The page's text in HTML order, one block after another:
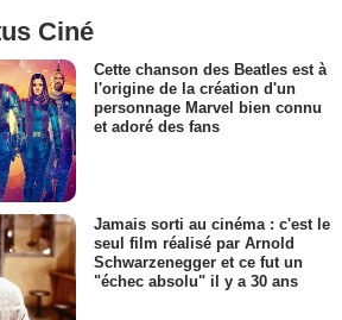
Ciné
Cette chanson des Beatles est à
l'origine de la création d'un
personnage Marvel bien connu
et adoré des fans
Jamais sorti au cinéma : c'est le
seul film réalisé par Arnold
Schwarzenegger et ce fut un
"échec absolu" il y a 30 ans